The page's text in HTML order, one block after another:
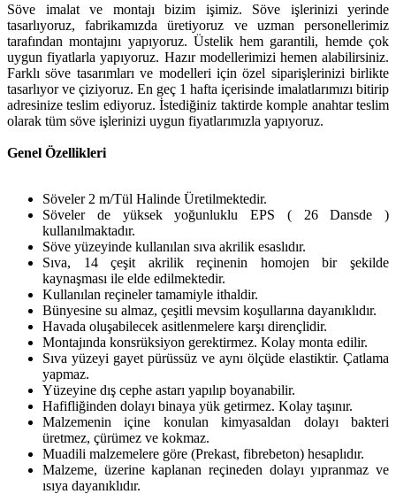
Söve imalat ve montajı bizim işimiz. Söve işlerinizi yerinde
tasarlıyoruz, fabrikamızda üretiyoruz ve uzman personellerimiz
tarafından montajını yapıyoruz. Üstelik hem garantili, hemde çok
uygun fiyatlarla yapıyoruz. Hazır modellerimizi hemen alabilirsiniz.
Farklı söve tasarımları ve modelleri için özel siparişlerinizi birlikte
tasarlıyor ve çiziyoruz. En geç 1 hafta içerisinde imalatlarımızı bitirip
adresinize teslim ediyoruz. İstediğiniz taktirde komple anahtar teslim
olarak tüm söve işlerinizi uygun fiyatlarımızla yapıyoruz.
Genel Özellikleri
Söveler 2 m/Tül Halinde Üretilmektedir.
Söveler de yüksek yoğunluklu EPS ( 26 Dansde )
kullanılmaktadır.
Söve yüzeyinde kullanılan sıva akrilik esaslıdır.
Sıva, 14 çeşit akrilik reçinenin homojen bir şekilde
kaynaşması ile elde edilmektedir.
Kullanılan reçineler tamamiyle ithaldir.
Bünyesine su almaz, çeşitli mevsim koşullarına dayanıklıdır.
Havada oluşabilecek asitlenmelere karşı dirençlidir.
Montajında konsrüksiyon gerektirmez. Kolay monta edilir.
Sıva yüzeyi gayet pürüssüz ve aynı ölçüde elastiktir. Çatlama
yapmaz.
Yüzeyine dış cephe astarı yapılıp boyanabilir.
Hafifliğinden dolayı binaya yük getirmez. Kolay taşınır.
Malzemenin içine konulan kimyasaldan dolayı bakteri
üretmez, çürümez ve kokmaz.
Muadili malzemelere göre (Prekast, fibrebeton) hesaplıdır.
Malzeme, üzerine kaplanan reçineden dolayı yıpranmaz ve
ısıya dayanıklıdır.